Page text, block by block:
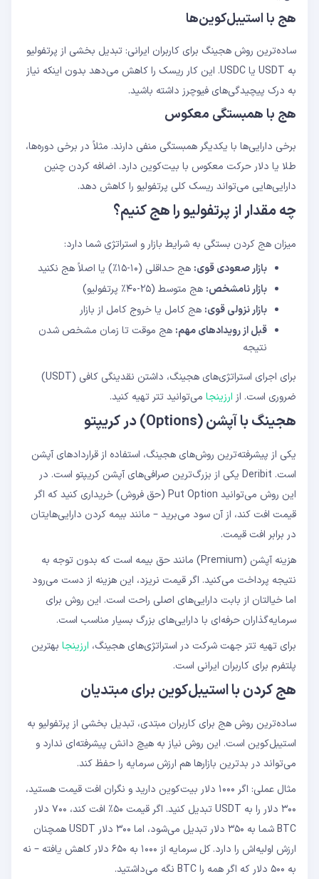
هج با استیبل‌کوین‌ها
ساده‌ترین روش هجینگ برای کاربران ایرانی: تبدیل بخشی از پرتفولیو
به USDT یا USDC. این کار ریسک را کاهش می‌دهد بدون اینکه نیاز
به درک پیچیدگی‌های فیوچرز داشته باشید.
هج با همبستگی معکوس
برخی دارایی‌ها با یکدیگر همبستگی منفی دارند. مثلاً در برخی دوره‌ها،
طلا یا دلار حرکت معکوس با بیت‌کوین دارد. اضافه کردن چنین
دارایی‌هایی می‌تواند ریسک کلی پرتفولیو را کاهش دهد.
چه مقدار از پرتفولیو را هج کنیم؟
میزان هج کردن بستگی به شرایط بازار و استراتژی شما دارد:
بازار صعودی قوی: هج حداقلی (۱۰-۱۵٪) یا اصلاً هج نکنید
بازار نامشخص: هج متوسط (۲۵-۴۰٪ پرتفولیو)
بازار نزولی قوی: هج کامل یا خروج کامل از بازار
قبل از رویدادهای مهم: هج موقت تا زمان مشخص شدن
نتیجه
برای اجرای استراتژی‌های هجینگ، داشتن نقدینگی کافی (USDT)
ضروری است. از ارزینجا می‌توانید تتر تهیه کنید.
هجینگ با آپشن (Options) در کریپتو
یکی از پیشرفته‌ترین روش‌های هجینگ، استفاده از قراردادهای آپشن
است. Deribit یکی از بزرگ‌ترین صرافی‌های آپشن کریپتو است. در
این روش می‌توانید Put Option (حق فروش) خریداری کنید که اگر
قیمت افت کند، از آن سود می‌برید – مانند بیمه کردن دارایی‌هایتان
در برابر افت قیمت.
هزینه آپشن (Premium) مانند حق بیمه است که بدون توجه به
نتیجه پرداخت می‌کنید. اگر قیمت نریزد، این هزینه از دست می‌رود
اما خیالتان از بابت دارایی‌های اصلی راحت است. این روش برای
سرمایه‌گذاران حرفه‌ای با دارایی‌های بزرگ بسیار مناسب است.
برای تهیه تتر جهت شرکت در استراتژی‌های هجینگ، ارزینجا بهترین
پلتفرم برای کاربران ایرانی است.
هج کردن با استیبل‌کوین برای مبتدیان
ساده‌ترین روش هج برای کاربران مبتدی، تبدیل بخشی از پرتفولیو به
استیبل‌کوین است. این روش نیاز به هیچ دانش پیشرفته‌ای ندارد و
می‌تواند در بدترین بازارها هم ارزش سرمایه را حفظ کند.
مثال عملی: اگر ۱۰۰۰ دلار بیت‌کوین دارید و نگران افت قیمت هستید،
۳۰۰ دلار را به USDT تبدیل کنید. اگر قیمت ۵۰٪ افت کند، ۷۰۰ دلار
BTC شما به ۳۵۰ دلار تبدیل می‌شود، اما ۳۰۰ دلار USDT همچنان
ارزش اولیه‌اش را دارد. کل سرمایه از ۱۰۰۰ به ۶۵۰ دلار کاهش یافته – نه
به ۵۰۰ دلار که اگر همه را BTC نگه می‌داشتید.